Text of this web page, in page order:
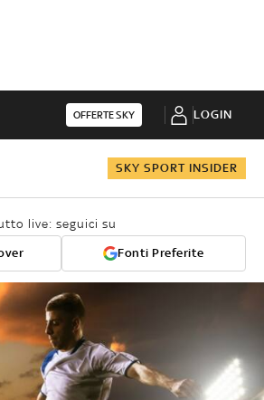
OFFERTE SKY LOGIN
SKY SPORT INSIDER
live: seguici su
Fonti Preferite